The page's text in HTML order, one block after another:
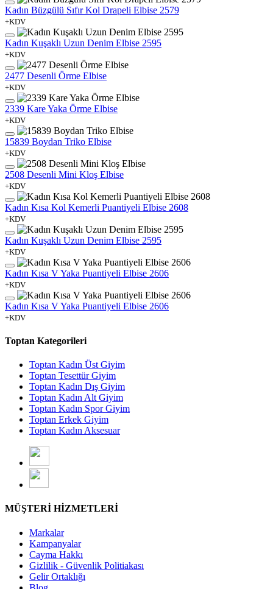
Kadın Büzgülü Sıfır Kol Drapeli Elbise 2579
+KDV
Kadın Kuşaklı Uzun Denim Elbise 2595
+KDV
2477 Desenli Örme Elbise
+KDV
2339 Kare Yaka Örme Elbise
+KDV
15839 Boydan Triko Elbise
+KDV
2508 Desenli Mini Kloş Elbise
+KDV
Kadın Kısa Kol Kemerli Puantiyeli Elbise 2608
+KDV
Kadın Kuşaklı Uzun Denim Elbise 2595
+KDV
Kadın Kısa V Yaka Puantiyeli Elbise 2606
+KDV
Kadın Kısa V Yaka Puantiyeli Elbise 2606
+KDV
Toptan Kategorileri
Toptan Kadın Üst Giyim
Toptan Tesettür Giyim
Toptan Kadın Dış Giyim
Toptan Kadın Alt Giyim
Toptan Kadın Spor Giyim
Toptan Erkek Giyim
Toptan Kadın Aksesuar
MÜŞTERİ HİZMETLERİ
Markalar
Kampanyalar
Cayma Hakkı
Gizlilik - Güvenlik Politiakası
Gelir Ortaklığı